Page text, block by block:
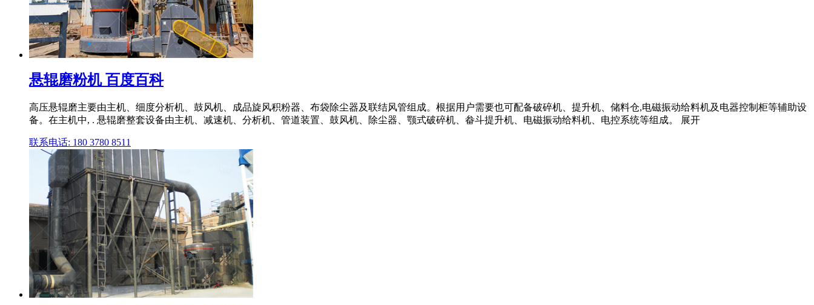
悬辊磨粉机 百度百科
高压悬辊磨主要由主机、细度分析机、鼓风机、成品旋风积粉器、布袋除尘器及联结风管组成。根据用户需要也可配备破碎机、提升机、储料仓,电磁振动给料机及电器控制柜等辅助设
备。在主机中, . 悬辊磨整套设备由主机、减速机、分析机、管道装置、鼓风机、除尘器、颚式破碎机、畚斗提升机、电磁振动给料机、电控系统等组成。 展开
联系电话: 180 3780 8511